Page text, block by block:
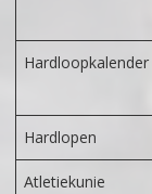
Hardloopkalender
Hardlopen
Atletiekunie